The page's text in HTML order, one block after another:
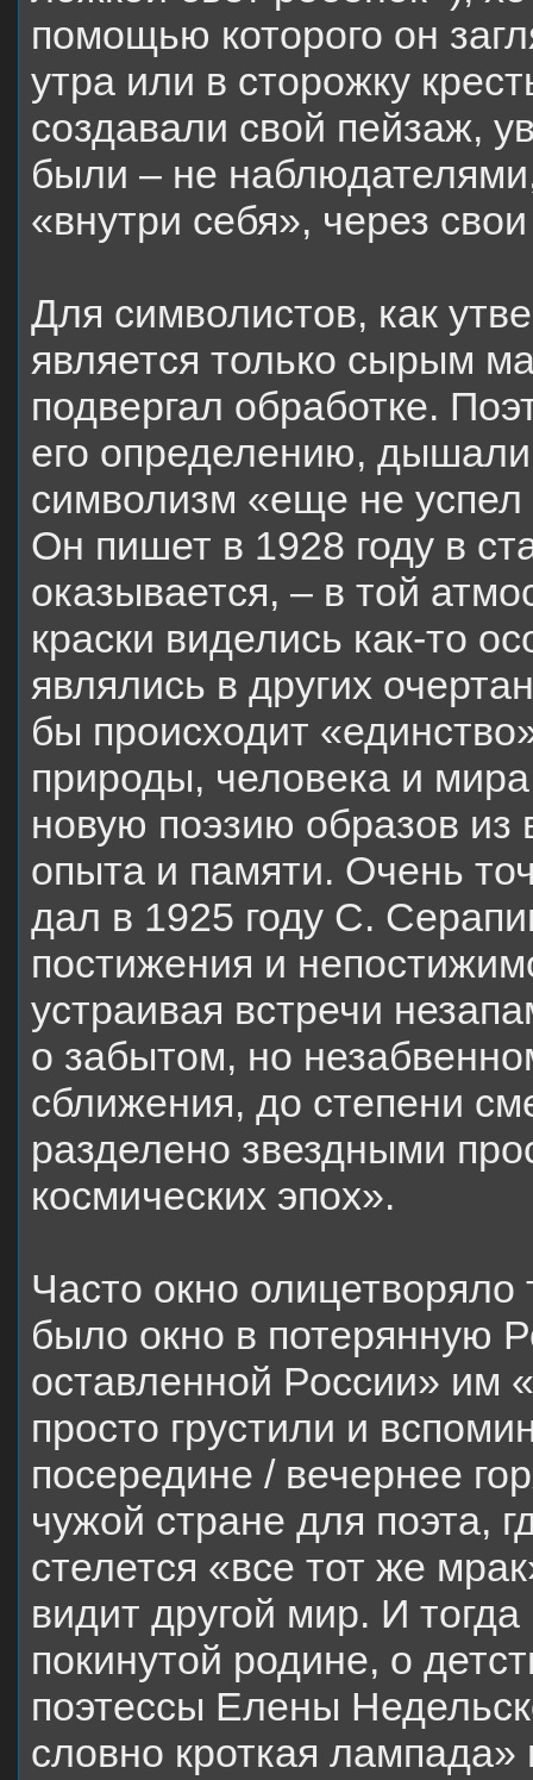
помощью которого он
утра или в сторожку
создавали свой пейзаж,
были – не
«внутри себя», через
Для символистов, как
является только сырым
подвергал обработке.
его определению,
символизм «еще не
Он пишет в 1928 году в
оказывается, – в той
краски виделись как-то
являлись в других
бы происходит
природы, человека и
новую поэзию образов из
опыта и памяти. Очень
дал в 1925 году С.
постижения и
устраивая встречи
о забытом, но
сближения, до степени
разделено звездными
космических эпох».
Часто окно олицетворяло
было окно в потерянную
оставленной России» им
просто грустили и
посередине / вечернее
чужой стране для поэта,
стелется «все тот же
видит другой мир. И
покинутой родине, о
поэтессы Елены
словно кроткая